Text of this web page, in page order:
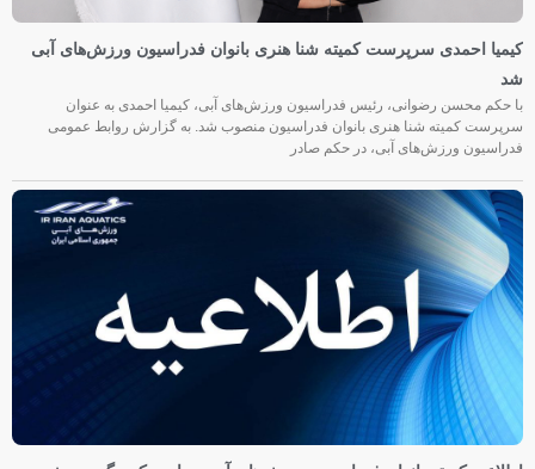
کیمیا احمدی سرپرست کمیته شنا هنری بانوان فدراسیون ورزش‌های آبی
شد
با حکم محسن رضوانی، رئیس فدراسیون ورزش‌های آبی، کیمیا احمدی به عنوان
سرپرست کمیته شنا هنری بانوان فدراسیون منصوب شد. به گزارش روابط عمومی
فدراسیون ورزش‌های آبی، در حکم صادر